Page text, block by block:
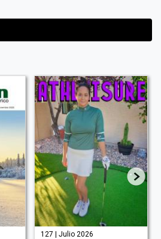
127 | Julio 2026